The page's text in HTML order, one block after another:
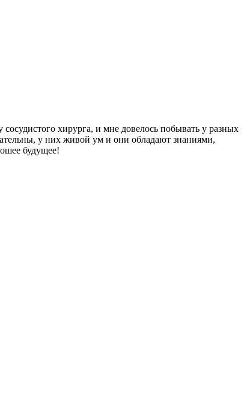
хирурга, и мне довелось побывать у разных
у них живой ум и они обладают знаниями,
будущее!